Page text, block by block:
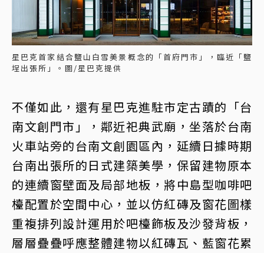
星巴克首家結合鹽山白雪美景概念的「首府門市」，臨近「鹽
埕出張所」。圖/星巴克提供
不僅如此，還有星巴克進駐市定古蹟的「台
南文創門市」，鄰近祀典武廟，坐落於台南
火車站旁的台南文創園區內，延續日據時期
台南出張所的日式建築美學，保留建物原本
的連續窗壁面及局部地板，將中島型咖啡吧
檯配置於空間中心，並以仿紅磚及窗花圖樣
重複排列設計運用於吧檯飾板及沙發背板，
層層疊疊呼應整體建物以紅磚瓦、藍窗花累